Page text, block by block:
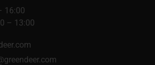
16:00
– 13:00